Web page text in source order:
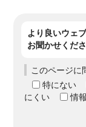
より良いウェ
お聞かせくださ
このページに
特にない
にくい
情